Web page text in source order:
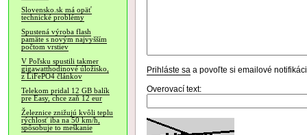
Slovensko.sk má opäť
technické problémy
Spustená výroba flash
pamäte s novým najvyšším
počtom vrstiev
V Poľsku spustili takmer
gigawatthodinové úložisko,
z LiFePO4 článkov
Telekom pridal 12 GB balík
pre Easy, chce zaň 12 eur
Železnice znižujú kvôli teplu
rýchlosť iba na 50 km/h,
spôsobuje to meškanie
Prihláste sa a povoľte si emailové
Overovací text: